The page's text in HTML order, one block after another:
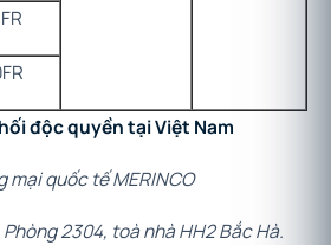
độc quyền tại Việt Nam
mại quốc tế MERINCO
2304, toà nhà HH2 Bắc Hà.